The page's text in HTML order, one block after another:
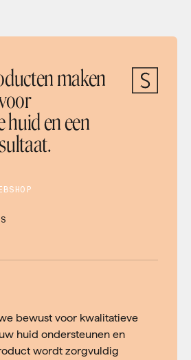
maken
huid en een
bewust voor kwalitatieve
huid ondersteunen en
wordt zorgvuldig